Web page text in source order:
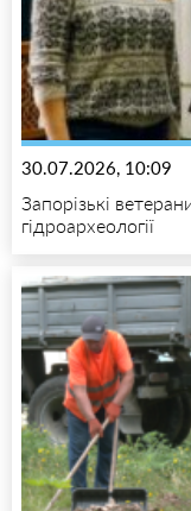
30.07.2026, 10:09
Запорізькі
гідроархеології